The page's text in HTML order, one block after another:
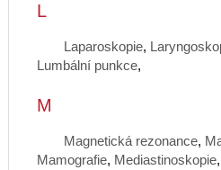
L
Laparoskopie,
Lumbální punkce,
M
Magnetická rezonance,
Mamografie, Mediastinoskopie,